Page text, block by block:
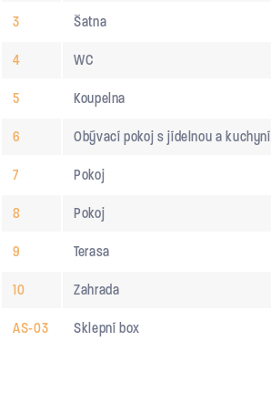
3 Šatna
4 WC
5 Koupelna
6 Obývací pokoj s jídelnou a kuchyní
7 Pokoj
8 Pokoj
9 Terasa
10 Zahrada
AS-03 Sklepní box